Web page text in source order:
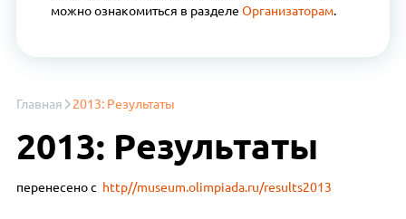
можно ознакомиться в разделе Организаторам.
Главная 2013: Результаты
2013: Результаты
перенесено с http//museum.olimpiada.ru/results2013